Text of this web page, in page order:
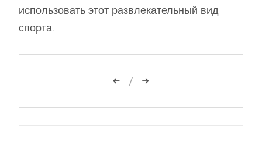
использовать этот развлекательный вид
спорта.
Навигация
по